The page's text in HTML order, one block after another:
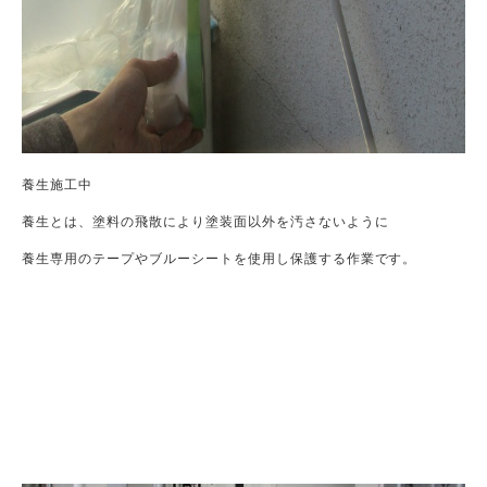
養生施工中
養生とは、塗料の飛散により塗装面以外を汚さないように
養生専用のテープやブルーシートを使用し保護する作業です。